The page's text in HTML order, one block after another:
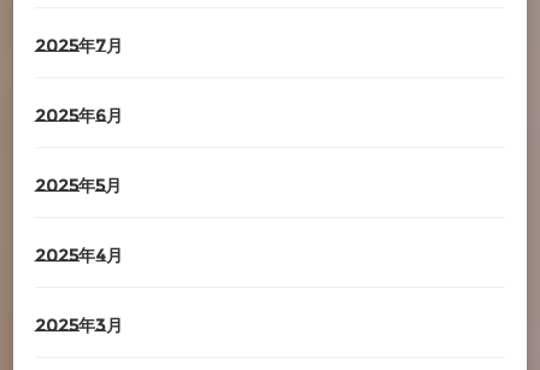
2025年7月
2025年6月
2025年5月
2025年4月
2025年3月